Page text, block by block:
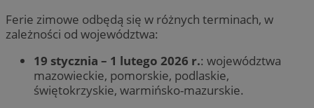
Ferie zimowe odbędą się w różnych terminach, w
zależności od województwa:
19 stycznia – 1 lutego 2026 r.: województwa
mazowieckie, pomorskie, podlaskie,
świętokrzyskie, warmińsko-mazurskie.